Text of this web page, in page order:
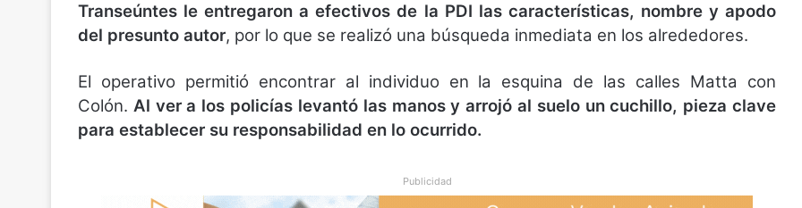
Transeúntes le entregaron a efectivos de la PDI las características, nombre y apodo
del presunto autor, por lo que se realizó una búsqueda inmediata en los alrededores.
El operativo permitió encontrar al individuo en la esquina de las calles Matta con
Colón. Al ver a los policías levantó las manos y arrojó al suelo un cuchillo, pieza clave
para establecer su responsabilidad en lo ocurrido.
Publicidad